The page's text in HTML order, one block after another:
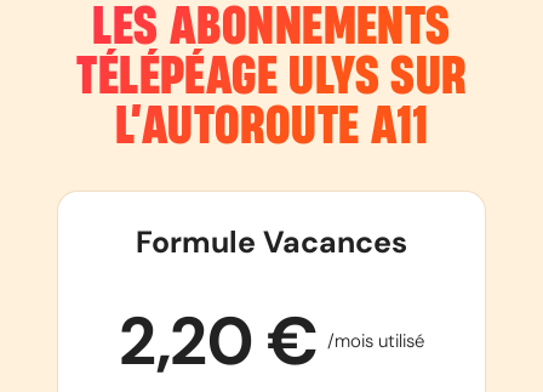
LES ABONNEMENTS
TÉLÉPÉAGE ULYS SUR
L’AUTOROUTE A11
Formule Vacances
2,20 € /mois utilisé